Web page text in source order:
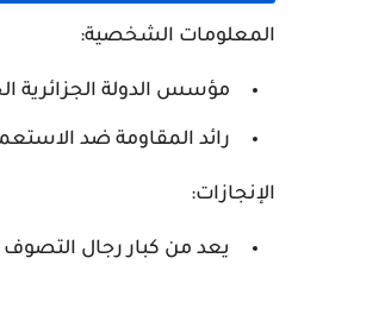
المعلومات الشخصية:
مؤسس الدولة الجزائرية
رائد المقاومة ضد الاستعمار
الإنجازات:
يعد من كبار رجال